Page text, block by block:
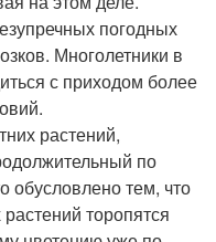
погодных
Многолетники в
с приходом более
растений,
по
обусловлено тем, что
торопятся